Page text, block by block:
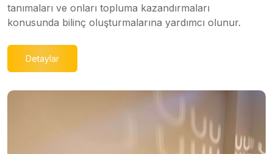
tanımaları ve onları topluma kazandırmaları
konusunda bilinç oluşturmalarına yardımcı olunur.
Detaylar